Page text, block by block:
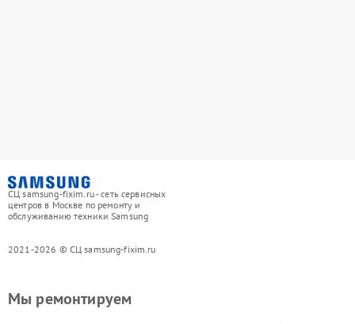
СЦ samsung-fixim.ru - сеть сервисных
центров в Москве по ремонту и
обслуживанию техники Samsung
2021-2026 © СЦ samsung-fixim.ru
Мы ремонтируем